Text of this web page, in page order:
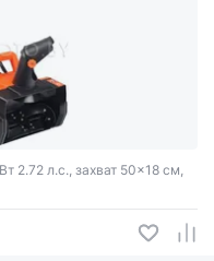
2.72 л.с., захват 50x18 см,